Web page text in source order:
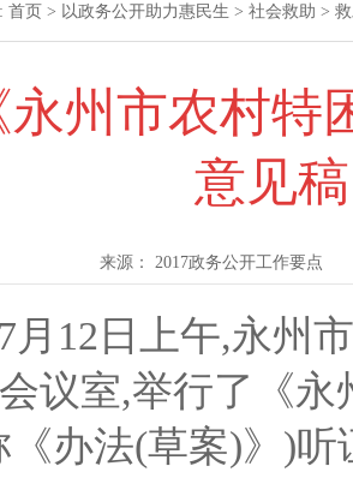
首页 > 以政务公开助力惠民生 > 社会救助 >
永州市农村特
意见
来源： 2017政务公开工作要点
7月 12 日 上午,永州
会议室,举行了《
《办法(草案)》)